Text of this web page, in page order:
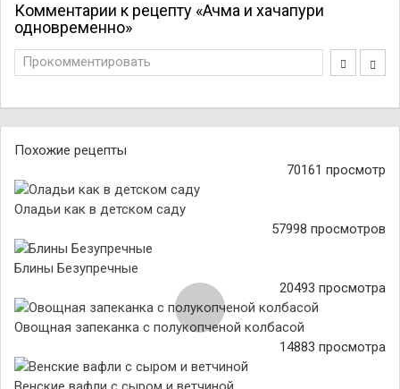
Комментарии к рецепту «Ачма и хачапури
одновременно»
Прокомментировать
Похожие рецепты
70161 просмотр
Оладьи как в детском саду
57998 просмотров
Блины Безупречные
20493 просмотра
Овощная запеканка с полукопченой колбасой
14883 просмотра